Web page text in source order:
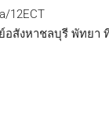
12ECT
สังหาชลบุรี พัทยา